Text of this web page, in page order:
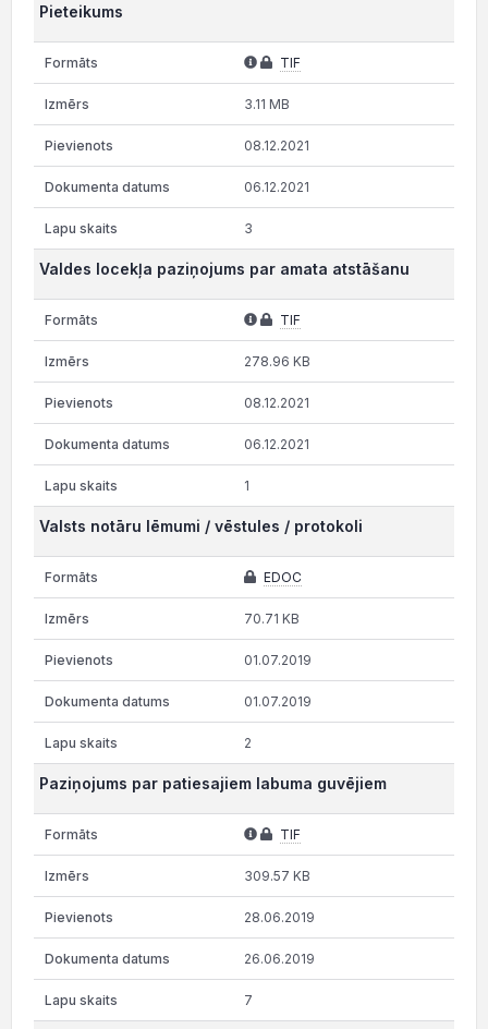
Pieteikums
TIF
3.11 MB
08.12.2021
06.12.2021
3
Valdes locekļa paziņojums par amata atstāšanu
TIF
278.96 KB
08.12.2021
06.12.2021
1
Valsts notāru lēmumi / vēstules / protokoli
EDOC
70.71 KB
01.07.2019
01.07.2019
2
Paziņojums par patiesajiem labuma guvējiem
TIF
309.57 KB
28.06.2019
26.06.2019
7